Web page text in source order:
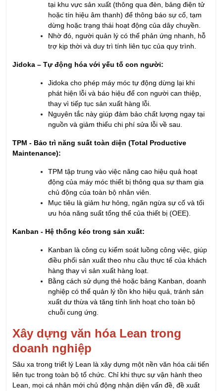
tại khu vực sản xuất (thông qua đèn, bảng điện tử
hoặc tín hiệu âm thanh) để thông báo sự cố, tạm
dừng hoặc trạng thái hoạt động của dây chuyền.
Nhờ đó, người quản lý có thể phản ứng nhanh, hỗ
trợ kịp thời và duy trì tính liên tục của quy trình.
Jidoka – Tự động hóa với yếu tố con người:
Jidoka cho phép máy móc tự động dừng lại khi
phát hiện lỗi và báo hiệu để con người can thiệp,
thay vì tiếp tục sản xuất hàng lỗi.
Nguyên tắc này giúp đảm bảo chất lượng ngay tại
nguồn và giảm thiểu chi phí sửa lỗi về sau.
TPM - Bảo trì năng suất toàn diện (Total Productive
Maintenance):
TPM tập trung vào việc nâng cao hiệu quả hoạt
động của máy móc thiết bị thông qua sự tham gia
chủ động của toàn bộ nhân viên.
Mục tiêu là giảm hư hỏng, ngăn ngừa sự cố và tối
ưu hóa năng suất tổng thể của thiết bị (OEE).
Kanban - Hệ thống kéo trong sản xuất:
Kanban là công cụ kiểm soát luồng công việc, giúp
điều phối sản xuất theo nhu cầu thực tế của khách
hàng thay vì sản xuất hàng loạt.
Bằng cách sử dụng thẻ hoặc bảng Kanban, doanh
nghiệp có thể quản lý tồn kho hiệu quả, tránh sản
xuất dư thừa và tăng tính linh hoạt cho toàn bộ
chuỗi cung ứng.
Xây dựng văn hóa Lean trong
doanh nghiệp
Sâu xa trong triết lý Lean là xây dựng một nền văn hóa cải tiến
liên tục trong toàn bộ tổ chức. Chỉ khi thực sự vận hành theo
Lean, mọi cá nhân mới chủ động nhận diện vấn đề, đề xuất